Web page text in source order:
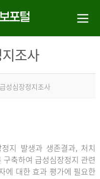
조사
급성심장정지조사
지 발생과 생존결과, 처치
축하여 급성심장정지 관련
에 대한 효과 평가에 필요한